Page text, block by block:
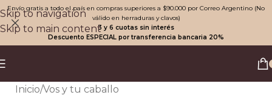
Skip to navigation
Skip to main content
Envío gratis a todo el país en compras superiores a $90.000 por Correo Argentino (No
válido en herraduras y clavos)
3 y 6 cuotas sin interés
Descuento ESPECIAL por transferencia bancaria 20%
Inicio/Vos y tu caballo